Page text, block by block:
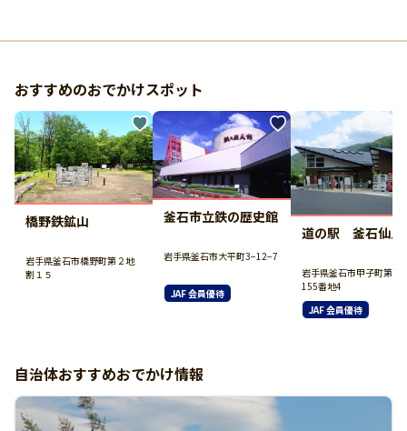
おすすめのおでかけスポット
橋野鉄鉱山
岩手県釜石市橋野町第２地
割１５
釜石市立鉄の歴史館
岩手県釜石市大平町3−12−7
JAF 会員優待
道の駅 釜石仙人
岩手県釜石市甲子町第7
155番地4
JAF 会員優待
自治体おすすめおでかけ情報